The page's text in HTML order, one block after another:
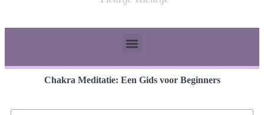
Chakra Meditatie: Een Gids voor Beginners